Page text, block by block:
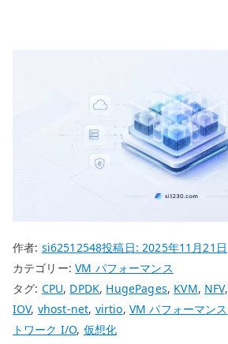
作者: si62512548投稿日:2025年11月21日
カテゴリー:VM パフォーマンス
タグ: CPU, DPDK, HugePages, KVM, NFV,
IOV, vhost-net, virtio, VM パフォーマンス
トワーク I/O, 仮想化